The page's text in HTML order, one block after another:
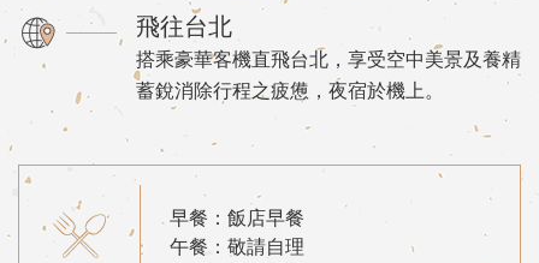
飛往台北
搭乘豪華客機直飛台北，享受空中美景及養精
蓄銳消除行程之疲憊，夜宿於機上。
早餐：飯店早餐
午餐：敬請自理